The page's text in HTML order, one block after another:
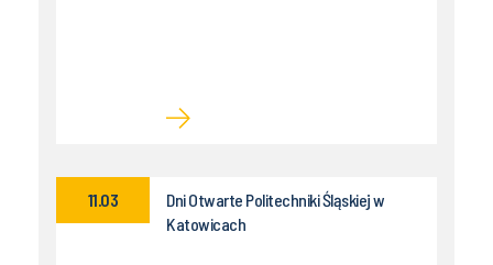
Dni Otwarte Politechniki Śląskiej w
Katowicach
11.03